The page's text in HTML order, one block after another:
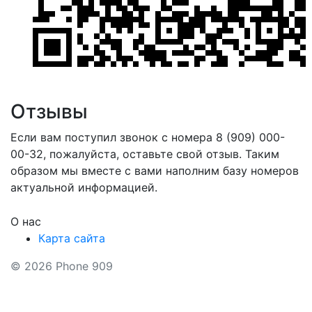
Отзывы
Если вам поступил звонок с номера 8 (909) 000-
00-32, пожалуйста, оставьте свой отзыв. Таким
образом мы вместе с вами наполним базу номеров
актуальной информацией.
О нас
Карта сайта
© 2026 Phone 909